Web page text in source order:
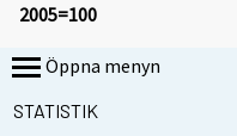
2005=100
Öppna menyn
STATISTIK